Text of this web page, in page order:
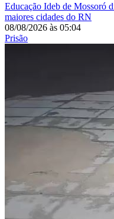
Educação Ideb de Mossoró
maiores cidades do RN
08/08/2026 às 05:04
Prisão